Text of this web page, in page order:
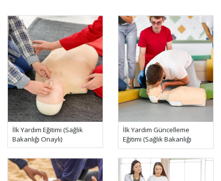
İlk Yardım Eğitimi (Sağlık
Bakanlığı Onaylı)
İlk Yardım Güncelleme
Eğitimi (Sağlık Bakanlığı
Onaylı)